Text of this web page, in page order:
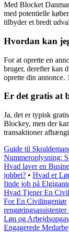
Med Blocket
med potentielle
tilbyder et bredt
Hvordan kan
For at oprette en
bruger, derefter kan
oprette din annonce.
Er det gratis at
Ja, det er typisk
Blockey, men der
transaktioner
Guide til
Nummeroplysning:
Hvad laver en
jobbet? • Hvad er
finde job på
Hvad Tjener En
For En Civilingeniør
Løn og
Engagerede